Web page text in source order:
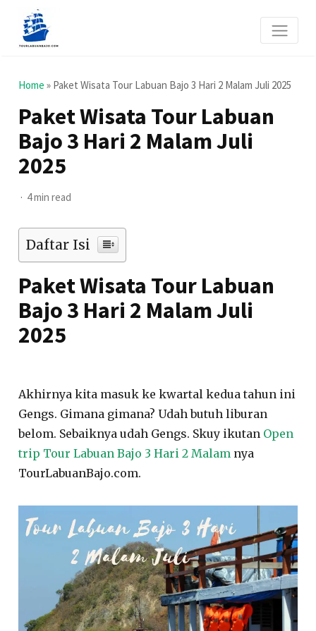
Home » Paket Wisata Tour Labuan Bajo 3 Hari 2 Malam Juli 2025
Paket Wisata Tour Labuan
Bajo 3 Hari 2 Malam Juli
2025
4 min read
Daftar Isi
Paket Wisata Tour Labuan
Bajo 3 Hari 2 Malam Juli
2025
Akhirnya kita masuk ke kwartal kedua tahun ini
Gengs. Gimana gimana? Udah butuh liburan
belom. Sebaiknya udah Gengs. Skuy ikutan Open
trip Tour Labuan Bajo 3 Hari 2 Malam nya
TourLabuanBajo.com.